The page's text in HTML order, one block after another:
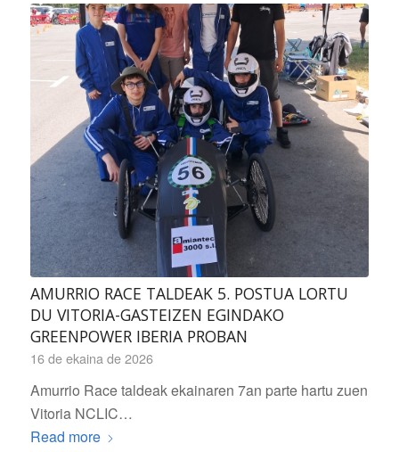
AMURRIO RACE TALDEAK 5. POSTUA LORTU
DU VITORIA-GASTEIZEN EGINDAKO
GREENPOWER IBERIA PROBAN
16 de ekaina de 2026
Amurrio Race taldeak ekainaren 7an parte hartu zuen
Vitoria NCLIC…
Read more